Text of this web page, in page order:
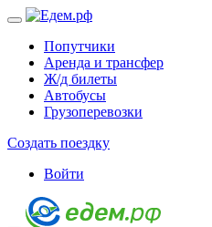
Попутчики
Аренда и трансфер
Ж/д билеты
Автобусы
Грузоперевозки
Создать поездку
Войти